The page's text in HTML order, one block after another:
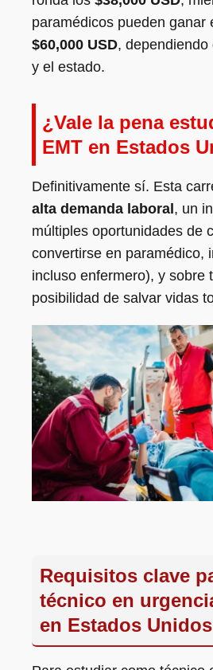
paramédicos pueden ganar
$60,000 USD,
y el estado.
¿Vale la pena
EMT en Estados
Definitivamente sí. Esta
alta demanda laboral , un
múltiples oportunidades de
convertirse en paramédico,
incluso enfermero), y sobre
posibilidad de salvar vidas
Requisitos clave
técnico en
en Estados Unidos